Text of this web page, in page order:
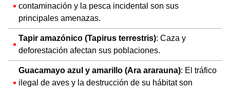
contaminación y la pesca incidental son sus
principales amenazas.
Tapir amazónico (Tapirus terrestris): Caza y
deforestación afectan sus poblaciones.
Guacamayo azul y amarillo (Ara ararauna): El tráfico
ilegal de aves y la destrucción de su hábitat son